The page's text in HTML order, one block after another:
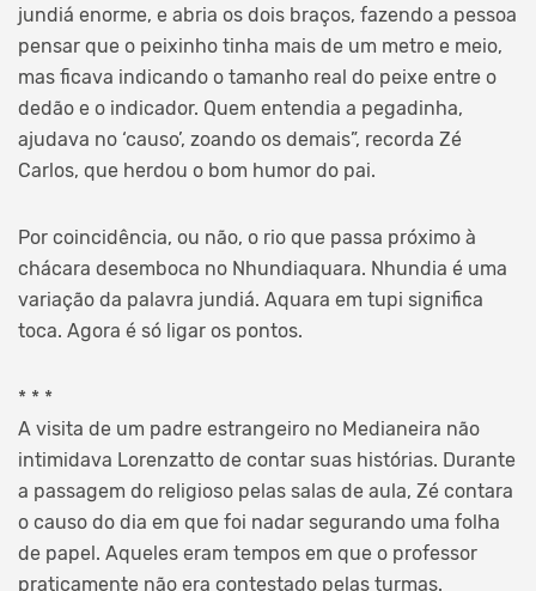
jundiá enorme, e abria os dois braços, fazendo a pessoa
pensar que o peixinho tinha mais de um metro e meio,
mas ficava indicando o tamanho real do peixe entre o
dedão e o indicador. Quem entendia a pegadinha,
ajudava no ‘causo’, zoando os demais”, recorda Zé
Carlos, que herdou o bom humor do pai.
Por coincidência, ou não, o rio que passa próximo à
chácara desemboca no Nhundiaquara. Nhundia é uma
variação da palavra jundiá. Aquara em tupi significa
toca. Agora é só ligar os pontos.
* * *
A visita de um padre estrangeiro no Medianeira não
intimidava Lorenzatto de contar suas histórias. Durante
a passagem do religioso pelas salas de aula, Zé contara
o causo do dia em que foi nadar segurando uma folha
de papel. Aqueles eram tempos em que o professor
praticamente não era contestado pelas turmas.